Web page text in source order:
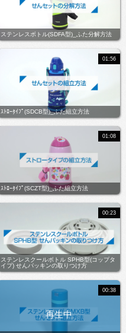
ステンレスボトル(SDFA型)_ふた分解方法
ｽﾄﾛｰﾀｲﾌﾟ(SDCB型)_ふた組立方法
01:56
ｽﾄﾛｰﾀｲﾌﾟ(SCZT型)_ふた組立方法
01:08
ステンレスクールボトル SPHB型(コップタ
イプ) せんパッキンの取りつけ方
00:23
00:38